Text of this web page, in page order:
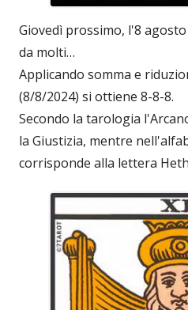
Giovedì prossimo, l'8
da molti…
Applicando somma e
(8/8/2024) si ottiene 8-8-8.
Secondo la tarologia
la Giustizia, mentre
corrisponde alla lettera